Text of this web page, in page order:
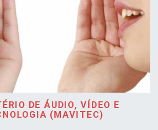
DE ÁUDIO, VÍDEO E
(MAVITEC)